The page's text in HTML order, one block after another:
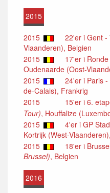
2015
2015
22'er i Gent -
Vlaanderen), Belgien
2015
17'er i
Oudenaarde (Oost-
2015
24'er i Paris -
de-Calais), Frankrig
2015
15'er i 6.
Tour), Houffalize
2015
4'er i GP
Kortrijk (West-
2015
18'er i
Brussel), Belgien
2016